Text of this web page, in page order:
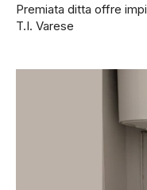
Premiata ditta offre
T.I. Varese